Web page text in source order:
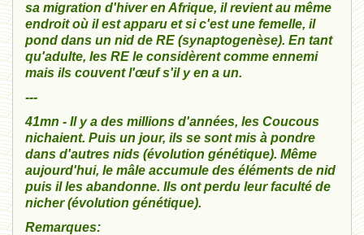
sa migration d'hiver en Afrique, il revient au même
endroit où il est apparu et si c'est une femelle, il
pond dans un nid de RE (synaptogenèse). En tant
qu'adulte, les RE le considèrent comme ennemi
mais ils couvent l'œuf s'il y en a un.
---
41mn - Il y a des millions d'années, les Coucous
nichaient. Puis un jour, ils se sont mis à pondre
dans d'autres nids (évolution génétique). Même
aujourd'hui, le mâle accumule des éléments de nid
puis il les abandonne. Ils ont perdu leur faculté de
nicher (évolution génétique).
Remarques: